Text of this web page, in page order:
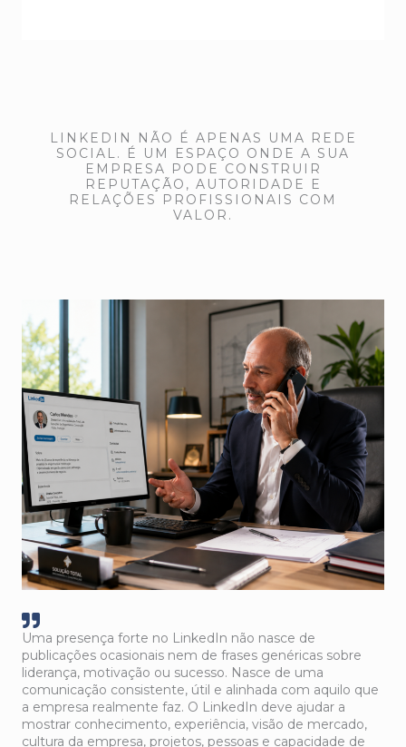
LINKEDIN NÃO É APENAS UMA REDE
SOCIAL. É UM ESPAÇO ONDE A SUA
EMPRESA PODE CONSTRUIR
REPUTAÇÃO, AUTORIDADE E
RELAÇÕES PROFISSIONAIS COM
VALOR.
Uma presença forte no LinkedIn não nasce de
publicações ocasionais nem de frases genéricas sobre
liderança, motivação ou sucesso. Nasce de uma
comunicação consistente, útil e alinhada com aquilo que
a empresa realmente faz. O LinkedIn deve ajudar a
mostrar conhecimento, experiência, visão de mercado,
cultura da empresa, projetos, pessoas e capacidade de